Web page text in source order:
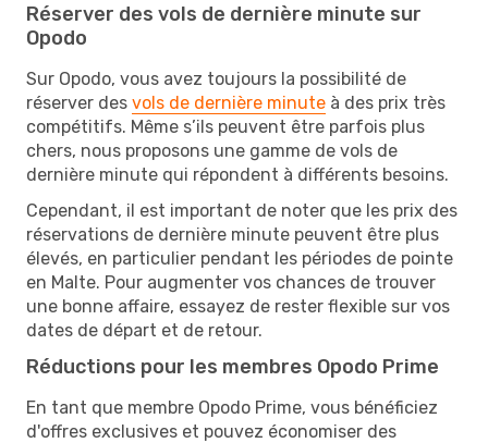
Réserver des vols de dernière minute sur
Opodo
Sur Opodo, vous avez toujours la possibilité de
réserver des vols de dernière minute à des prix très
compétitifs. Même s’ils peuvent être parfois plus
chers, nous proposons une gamme de vols de
dernière minute qui répondent à différents besoins.
Cependant, il est important de noter que les prix des
réservations de dernière minute peuvent être plus
élevés, en particulier pendant les périodes de pointe
en Malte. Pour augmenter vos chances de trouver
une bonne affaire, essayez de rester flexible sur vos
dates de départ et de retour.
Réductions pour les membres Opodo Prime
En tant que membre Opodo Prime, vous bénéficiez
d'offres exclusives et pouvez économiser des